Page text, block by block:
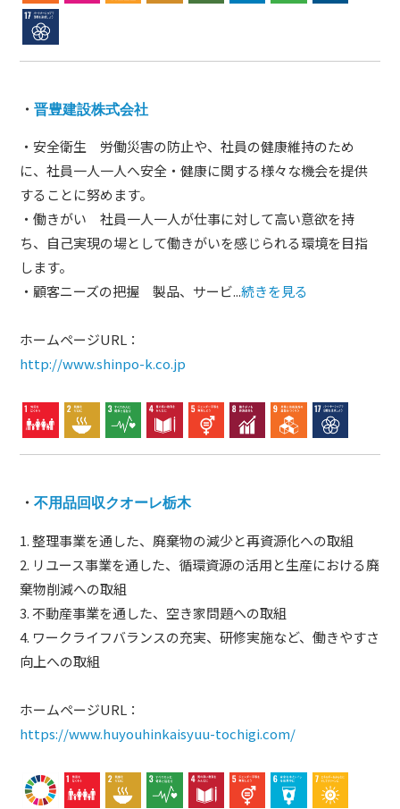
・晋豊建設株式会社
・安全衛生 労働災害の防止や、社員の健康維持のため
に、社員一人一人へ安全・健康に関する様々な機会を提供
することに努めます。
・働きがい 社員一人一人が仕事に対して高い意欲を持
ち、自己実現の場として働きがいを感じられる環境を目指
します。
・顧客ニーズの把握 製品、サービ...続きを見る
ホームページURL：
http://www.shinpo-k.co.jp
・不用品回収クオーレ栃木
1. 整理事業を通した、廃棄物の減少と再資源化への取組
2. リユース事業を通した、循環資源の活用と生産における廃
棄物削減への取組
3. 不動産事業を通した、空き家問題への取組
4. ワークライフバランスの充実、研修実施など、働きやすさ
向上への取組
ホームページURL：
https://www.huyouhinkaisyuu-tochigi.com/